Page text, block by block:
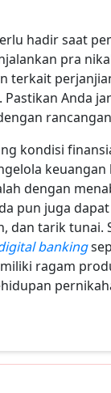
hadir saat
pra
terkait
Anda
kondisi
dengan
pun juga
tarik tunai.
banking
ragam